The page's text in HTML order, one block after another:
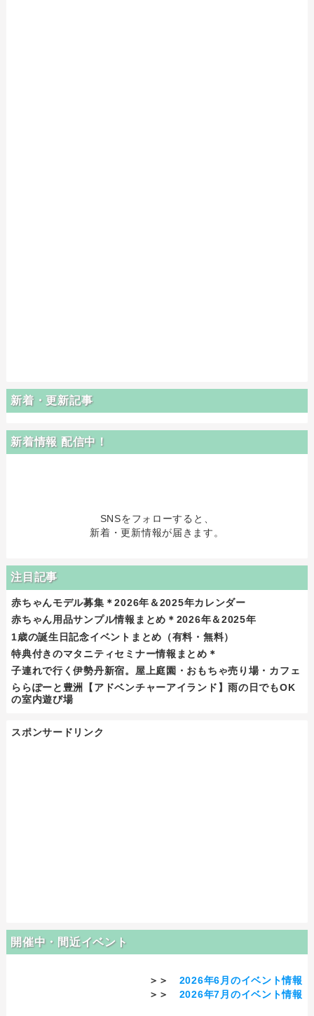
新着・更新記事
新着情報 配信中！
SNSをフォローすると、
新着・更新情報が届きます。
注目記事
赤ちゃんモデル募集＊2026年＆2025年カレンダー
赤ちゃん用品サンプル情報まとめ＊2026年＆2025年
1歳の誕生日記念イベントまとめ（有料・無料）
特典付きのマタニティセミナー情報まとめ＊
子連れで行く伊勢丹新宿。屋上庭園・おもちゃ売り場・カフェ
ららぽーと豊洲【アドベンチャーアイランド】雨の日でもOK
の室内遊び場
スポンサードリンク
開催中・間近イベント
＞＞ 2026年6月のイベント情報
＞＞ 2026年7月のイベント情報